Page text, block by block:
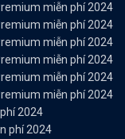
miễn phí 2024
miễn phí 2024
miễn phí 2024
miễn phí 2024
miễn phí 2024
miễn phí 2024
2024
phí 2024